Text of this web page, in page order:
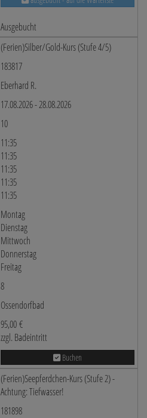
Ausgebucht
(Ferien)Silber/Gold-Kurs (Stufe 4/5)
183817
Eberhard R.
17.08.2026 - 28.08.2026
10
11:35
11:35
11:35
11:35
11:35
Montag
Dienstag
Mittwoch
Donnerstag
Freitag
8
Ossendorfbad
95,00 €
zzgl. Badeintritt
Buchen
(Ferien)Seepferdchen-Kurs (Stufe 2) -
Achtung: Tiefwasser!
181898